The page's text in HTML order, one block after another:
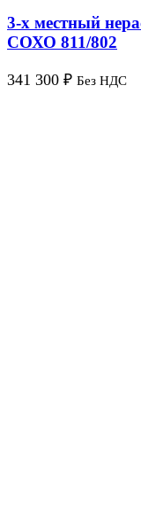
3-х местный
СОХО 811/802
341 300 ₽ Без НДС